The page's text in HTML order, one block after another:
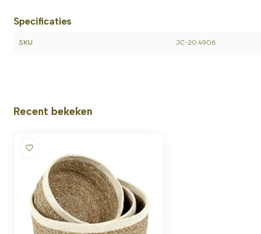
Specificaties
SKU JC-20.4906
Recent bekeken